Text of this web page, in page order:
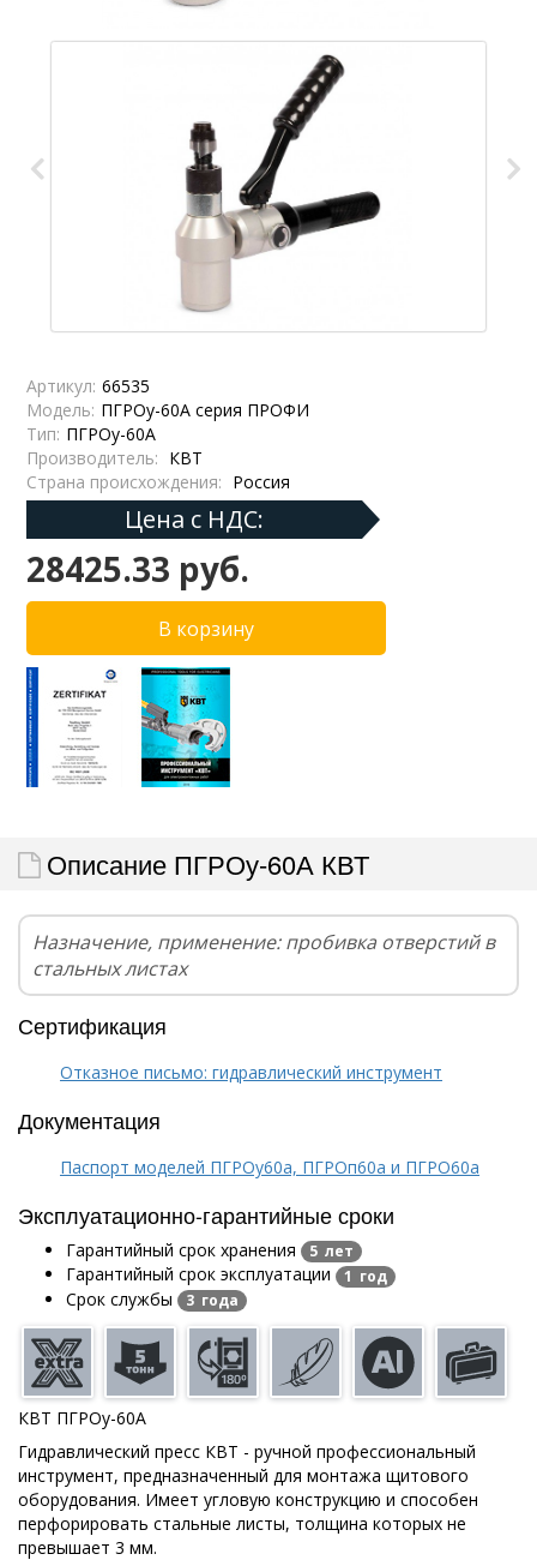
Артикул: 66535
Модель: ПГРОу-60А серия ПРОФИ
Тип: ПГРОу-60А
Производитель: КВТ
Страна происхождения: Россия
Цена с НДС:
28425.33 руб.
Описание ПГРОу-60А КВТ
Назначение, применение: пробивка отверстий в
стальных листах
Сертификация
Отказное письмо: гидравлический инструмент
Документация
Паспорт моделей ПГРОу60а, ПГРОп60а и ПГРО60а
Эксплуатационно-гарантийные сроки
Гарантийный срок хранения 5 лет
Гарантийный срок эксплуатации 1 год
Срок службы 3 года
КВТ ПГРОу-60А
Гидравлический пресс КВТ - ручной профессиональный
инструмент, предназначенный для монтажа щитового
оборудования. Имеет угловую конструкцию и способен
перфорировать стальные листы, толщина которых не
превышает 3 мм.